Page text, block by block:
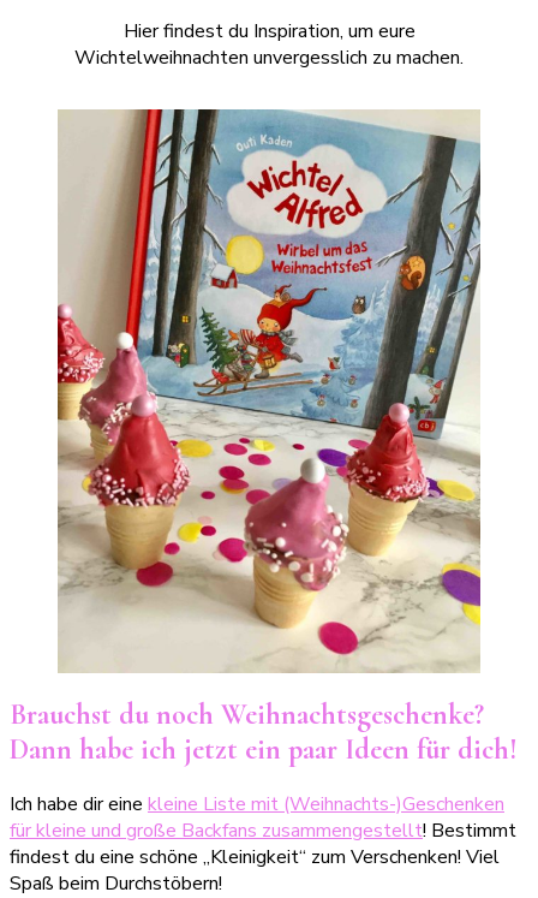
Hier findest du Inspiration, um eure
Wichtelweihnachten unvergesslich zu machen.
Brauchst du noch Weihnachtsgeschenke?
Dann habe ich jetzt ein paar Ideen für dich!
Ich habe dir eine kleine Liste mit (Weihnachts-)Geschenken
für kleine und große Backfans zusammengestellt! Bestimmt
findest du eine schöne „Kleinigkeit“ zum Verschenken! Viel
Spaß beim Durchstöbern!